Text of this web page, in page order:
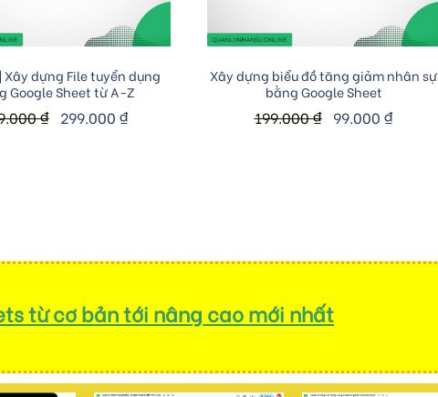
Add to cart
Xây dựng File tuyển dụng
Google Sheet từ A-Z
₫ 299.000 ₫
Add to cart
Xây dựng biểu đồ tăng giảm nhân sự
bằng Google Sheet
199.000₫ 99.000 ₫
từ cơ bản tới nâng cao mới nhất